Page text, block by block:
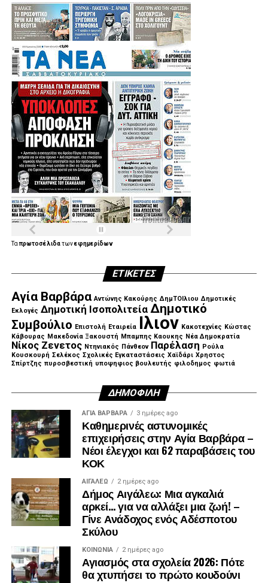
Ταπρωτοσέλιδατωνεφημερίδων
ΕΤΙΚΈΤΕΣ
Αγία Βαρβάρα Αντώνης Κακούρης ΔημΤΟΙλιου Δημοτικές
Εκλογές Δημοτική Ισοπολιτεία Δημοτικό
Συμβούλιο Επιστολή Εταιρεία Ιλιον Κακοτεχνίες Κώστας
Κάβουρας Μακεδονία Ξακουστή Μπαμπης Καουκης Νέα Δημοκρατία
Νίκος Ζενετος Ντηνιακός Πάνθεον Παρέλαση Ρούλα
Κουσκουρή Σελέκος Σχολικές Εγκαταστάσεις Χαϊδάρι Χρηστος
Σπίρτζης πυροσβεστική υποψηφιος βουλευτής φιλοδημος φωτιά
ΔΗΜΟΦΙΛΉ
ΑΓΙΑ ΒΑΡΒΑΡΑ 3 ημέρες ago
Καθημερινές αστυνομικές
επιχειρήσεις στην Αγία Βαρβάρα –
Νέοι έλεγχοι και 62 παραβάσεις του
ΚΟΚ
ΑΙΓΑΛΕΩ 2 ημέρες ago
Δήμος Αιγάλεω: Μια αγκαλιά
αρκεί… για να αλλάξει μια ζωή! –
Γίνε Ανάδοχος ενός Αδέσποτου
Σκύλου
ΚΟΙΝΩΝΊΑ 2 ημέρες ago
Αγιασμός στα σχολεία 2026: Πότε
θα χτυπήσει το πρώτο κουδούνι